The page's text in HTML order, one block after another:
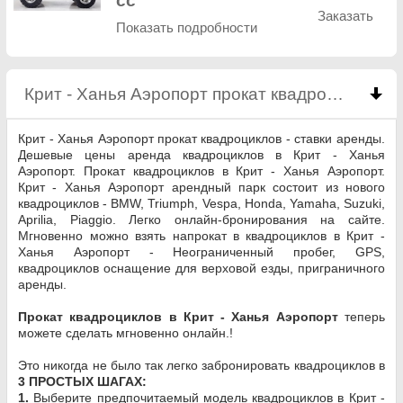
Показать подробности
Заказать
Крит - Ханья Аэропорт прокат квадроциклов
Крит - Ханья Аэропорт прокат квадроциклов - ставки аренды.
Дешевые цены аренда квадроциклов в Крит - Ханья
Аэропорт. Прокат квадроциклов в Крит - Ханья Аэропорт.
Крит - Ханья Аэропорт арендный парк состоит из нового
квадроциклов - BMW, Triumph, Vespa, Honda, Yamaha, Suzuki,
Aprilia, Piaggio. Легко онлайн-бронирования на сайте.
Мгновенно можно взять напрокат в квадроциклов в Крит -
Ханья Аэропорт - Неограниченный пробег, GPS,
квадроциклов оснащение для верховой езды, приграничного
аренды.
Прокат квадроциклов в Крит - Ханья Аэропорттеперь
можете сделать мгновенно онлайн.!
Это никогда не было так легко забронировать квадроциклов в
3 ПРОСТЫХ ШАГАХ:
1. Выберите предпочитаемый модель квадроциклов в Крит -